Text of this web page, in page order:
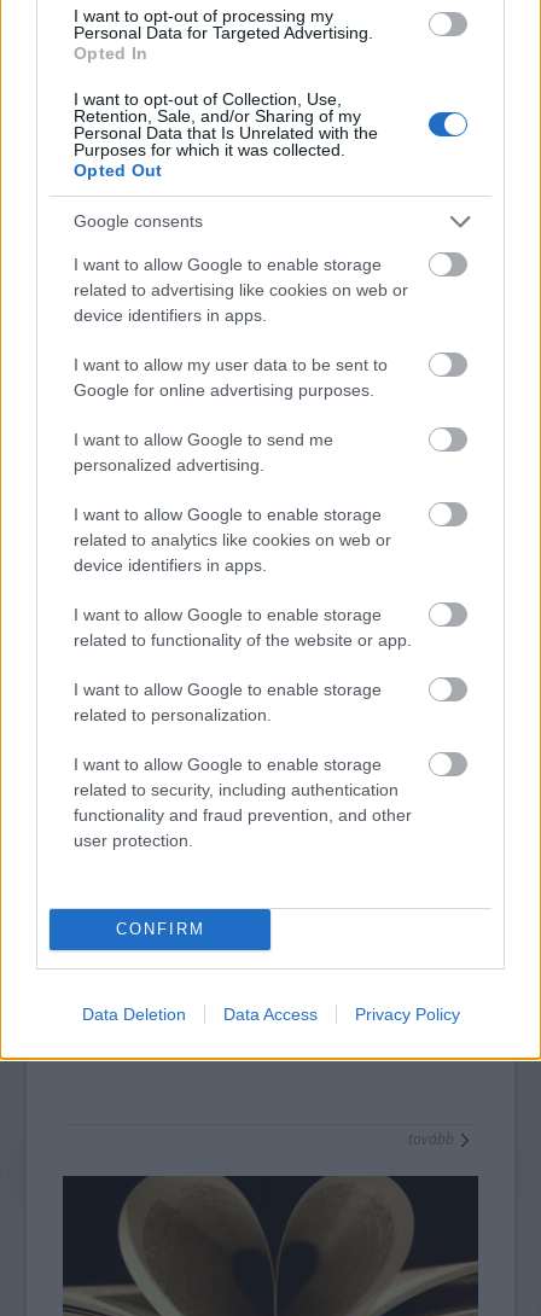
I want to opt-out of processing my
Personal Data for Targeted Advertising.
Opted In
I want to opt-out of Collection, Use,
Retention, Sale, and/or Sharing of my
Personal Data that Is Unrelated with the
Purposes for which it was collected.
Opted Out
Google consents
I want to allow Google to enable storage
related to advertising like cookies on web or
device identifiers in apps.
I want to allow my user data to be sent to
Google for online advertising purposes.
I want to allow Google to send me
personalized advertising.
I want to allow Google to enable storage
related to analytics like cookies on web or
device identifiers in apps.
I want to allow Google to enable storage
related to functionality of the website or app.
I want to allow Google to enable storage
related to personalization.
I want to allow Google to enable storage
related to security, including authentication
functionality and fraud prevention, and other
user protection.
CONFIRM
Data Deletion Data Access Privacy Policy
lengyel színjátszás atyjaként számon tartottWojciech
Boguslawski
tovább
A Kvartett a Pesti Színházban
2014. 10. 10.|Kultúrpart
Spiró György komédiáját mutatják be pénteken
Lászlórendezésében. A rendező elmondta, az 1996-ban
született mű különleges írás, amelynagyon pontos képet
adottaz akkori Magyarország
tovább
Az Opera Ultima kapta a fődíjat
Ultimacímű darabja kapta a legjobb előadásáért járófődíjat
tovább